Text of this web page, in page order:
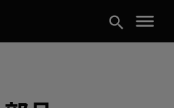
search menu